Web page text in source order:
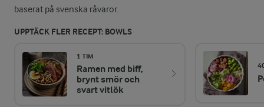
baserat på svenska råvaror.
UPPTÄCK FLER RECEPT: BOWLS
1 TIM
Ramen med biff,
brynt smör och
svart vitlök